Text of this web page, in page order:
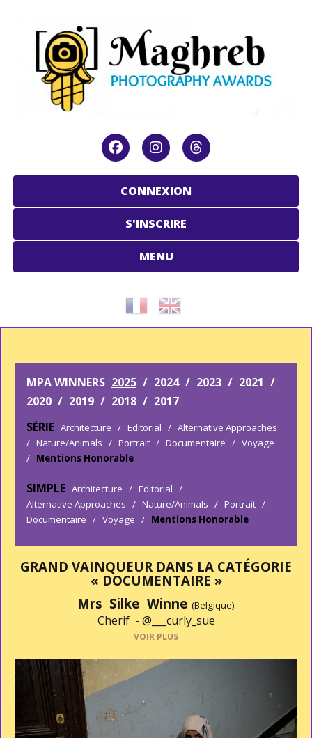
CONNEXION
S'INSCRIRE
MENU
MPA WINNERS 2025 / 2024 / 2023 / 2021 /
2020 / 2019 / 2018 / 2017
SÉRIE Architecture / Editorial / Alternative Approaches
/ Nature/Animals / Portrait / Documentaire / Voyage
/ Mentions Honorable
SIMPLE Architecture / Editorial /
Alternative Approaches / Nature/Animals / Portrait /
Documentaire / Voyage / Mentions Honorable
GRAND VAINQUEUR DANS LA CATÉGORIE
« DOCUMENTAIRE »
Mrs Silke Winne (Belgique)
Cherif - @___curly_sue
VOIR PLUS